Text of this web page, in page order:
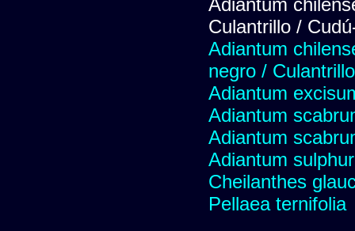
Adiantum
Culantrillo /
Adiantum
negro /
Adiantum
Adiantum
Adiantum
Adiantum
Cheilanthes
Pellaea ternifolia